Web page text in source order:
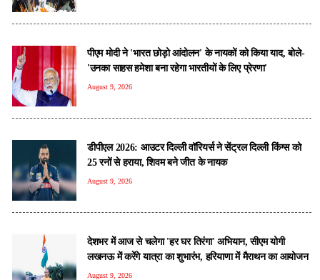
पीएम मोदी ने 'भारत छोड़ो आंदोलन' के नायकों को किया याद, बोले-
'उनका साहस हमेशा बना रहेगा भारतीयों के लिए प्रेरणा'
August 9, 2026
डीपीएल 2026: आउटर दिल्ली वॉरियर्स ने सेंट्रल दिल्ली किंग्स को
25 रनों से हराया, शिवम बने जीत के नायक
August 9, 2026
देशभर में आज से चलेगा 'हर घर तिरंगा' अभियान, सीएम योगी
लखनऊ में करेंगे यात्रा का शुभारंभ, हरियाणा में मैराथन का आयोजन
August 9, 2026